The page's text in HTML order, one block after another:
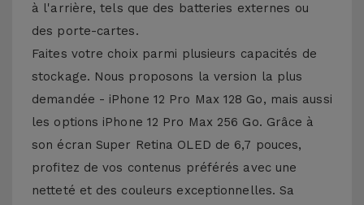
à l'arrière, tels que des batteries externes ou
des porte-cartes.
Faites votre choix parmi plusieurs capacités de
stockage. Nous proposons la version la plus
demandée - iPhone 12 Pro Max 128 Go, mais aussi
les options iPhone 12 Pro Max 256 Go. Grâce à
son écran Super Retina OLED de 6,7 pouces,
profitez de vos contenus préférés avec une
netteté et des couleurs exceptionnelles. Sa